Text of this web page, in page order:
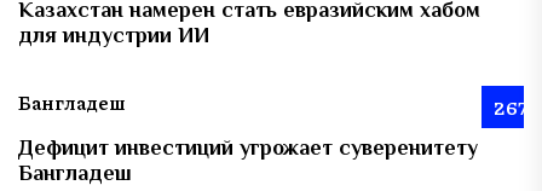
Казахстан намерен стать евразийским хабом
для индустрии ИИ
Бангладеш 267
Дефицит инвестиций угрожает суверенитету
Бангладеш